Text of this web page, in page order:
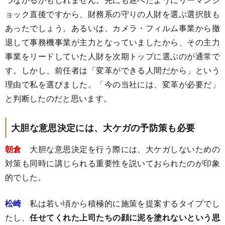
ョック直後ですから、財務系の守りの人財を選ぶ選択肢も
あったでしょう。あるいは、カメラ・フィルム事業から撤
退して事務機事業が主力となっていましたから、その主力
事業をリードしていた人財を次期トップに選ぶのが通常で
す。しかし、前任者は「変革ができる人間だから」という
理由で私を選びました。「今の当社には、変革が必要だ」
と判断したのだと思います。
大胆な意思決定には、大ケガの予防策も必要
朝倉大胆な意思決定を行う際には、大ケガしないための
対策も同時に講じられる重要性を説いておられたのが印象
的でした。
松崎私は若い頃から積極的に施策を提案するタイプでし
たし、任せてくれた上司たちの顔に泥を塗れないという思